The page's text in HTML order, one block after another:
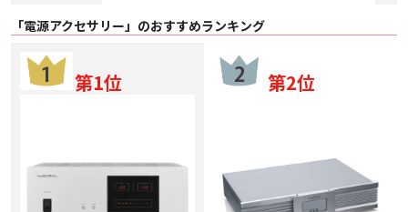
「電源アクセサリー」のおすすめランキング
第1位 第2位